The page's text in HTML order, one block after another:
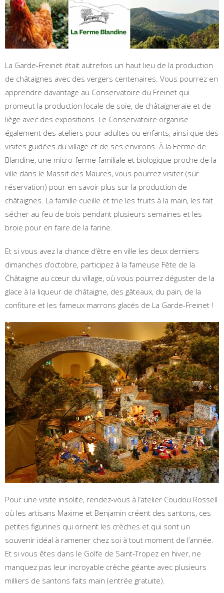
La Garde-Freinet était autrefois un haut lieu de la production
de châtaignes avec des vergers centenaires. Vous pourrez en
apprendre davantage au Conservatoire du Freinet qui
promeut la production locale de soie, de châtaigneraie et de
liège avec des expositions. Le Conservatoire organise
également des ateliers pour adultes ou enfants, ainsi que des
visites guidées du village et de ses environs. À la Ferme de
Blandine, une micro-ferme familiale et biologique proche de la
ville dans le Massif des Maures, vous pourrez visiter (sur
réservation) pour en savoir plus sur la production de
châtaignes. La famille cueille et trie les fruits à la main, les fait
sécher au feu de bois pendant plusieurs semaines et les
broie pour en faire de la farine.
Et si vous avez la chance d’être en ville les deux derniers
dimanches d’octobre, participez à la fameuse Fête de la
Châtaigne au cœur du village, où vous pourrez déguster de la
glace à la liqueur de châtaigne, des gâteaux, du pain, de la
confiture et les fameux marrons glacés de La Garde-Freinet !
Pour une visite insolite, rendez-vous à l’atelier Coudou Rossell
où les artisans Maxime et Benjamin créent des santons, ces
petites figurines qui ornent les crèches et qui sont un
souvenir idéal à ramener chez soi à tout moment de l’année.
Et si vous êtes dans le Golfe de Saint-Tropez en hiver, ne
manquez pas leur incroyable crèche géante avec plusieurs
milliers de santons faits main (entrée gratuite).